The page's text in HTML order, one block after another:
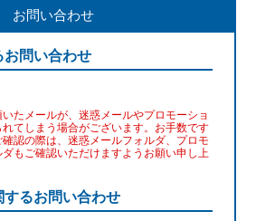
お問い合わせ
お問い合わせ
たメールが、迷惑メールやプロモーショ
てしまう場合がございます。お手数です
認の際は、迷惑メールフォルダ、プロモ
もご確認いただけますようお願い申し上
るお問い合わせ